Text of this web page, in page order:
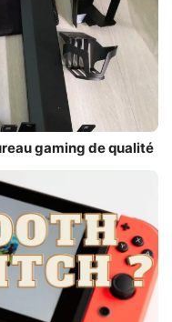
gaming de qualité